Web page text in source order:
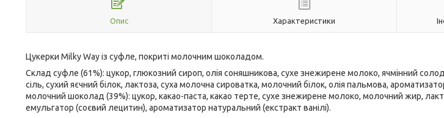
Опис Характеристики
Цукерки Milky Way із суфле, покриті молочним шоколадом.
Склад суфле (61%): цукор, глюкозний сироп, олія соняшникова, сухе знежирене молоко, ячмінний
сіль, сухий яєчний білок, лактоза, суха молочна сироватка, молочний білок, олія пальмова,
молочний шоколад (39%): цукор, какао-паста, какао терте, сухе знежирене молоко, молочний жир,
емульгатор (соєвий лецитин), ароматизатор натуральний (екстракт ванілі).